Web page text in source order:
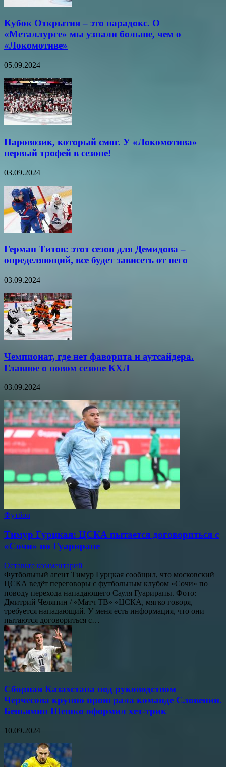
Кубок Открытия – это парадокс. О
«Металлурге» мы узнали больше, чем о
«Локомотиве»
05.09.2024
Паровозик, который смог. У «Локомотива»
первый трофей в сезоне!
03.09.2024
Герман Титов: этот сезон для Демидова –
определяющий, все будет зависеть от него
03.09.2024
Чемпионат, где нет фаворита и аутсайдера.
Главное о новом сезоне КХЛ
03.09.2024
Футбол
Тимур Гурцкая: ЦСКА пытается договориться с
«Сочи» по Гуарирапе
Оставьте комментарий
Футбольный агент Тимур Гурцкая сообщил, что московский
ЦСКА ведёт переговоры с футбольным клубом «Сочи» по
поводу перехода нападающего Сауля Гуарирапы. Фото:
Дмитрий Челяпин / «Матч ТВ» «ЦСКА, мягко говоря,
требуется нападающий. У меня есть информация, что они
пытаются договориться с…
Сборная Казахстана под руководством
Черчесова крупно проиграла команде Словении.
Беньямин Шешко оформил хет-трик
10.09.2024